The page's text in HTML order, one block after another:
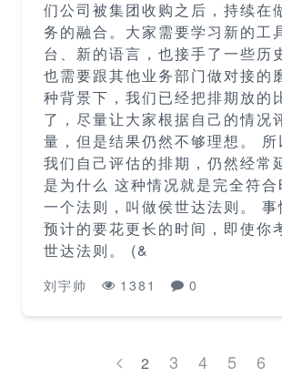
们公司被集团收购之后，持续在
务的融合。大家需要学习新的工
台、新的语言，也接手了一些历
也需要跟其他业务部门做对接的
种背景下，我们已经把排期放的
了，尽量让大家根据自己的情况
量，但是结果仍然不够理想。 所
我们自己评估的排期，仍然经常
是为什么 这种情况就是完全符合
一个法则，叫做侯世达法则。
预计的要花更长的时间，即使你
世达法则。 (&
刘宇帅 1381 0
2 3 4 5 6